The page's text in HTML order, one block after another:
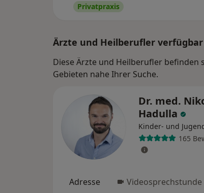
Privatpraxis
Ärzte und Heilberufler verfügbar
Diese Ärzte und Heilberufler befinden
Gebieten nahe Ihrer Suche.
Dr. med.
Hadulla
Kinder- und
165
Adresse Videosprechstunde